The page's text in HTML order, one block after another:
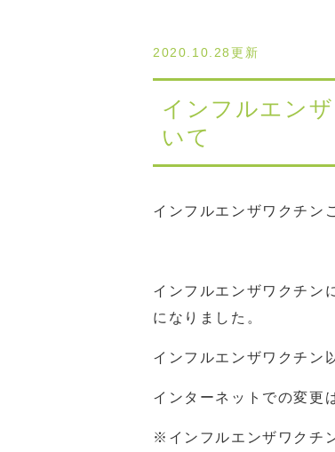
2020.10.28更新
インフルエン
いて
インフルエンザワクチン
インフルエンザワクチン
になりました。
インフルエンザワクチン
インターネットでの変更
※インフルエンザワクチ